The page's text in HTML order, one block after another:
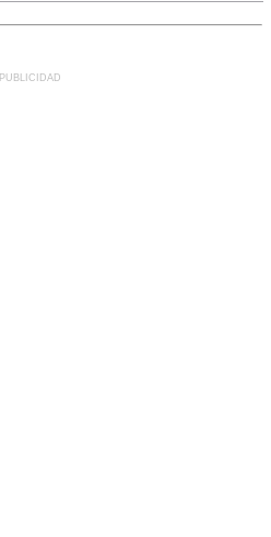
PUBLICIDAD